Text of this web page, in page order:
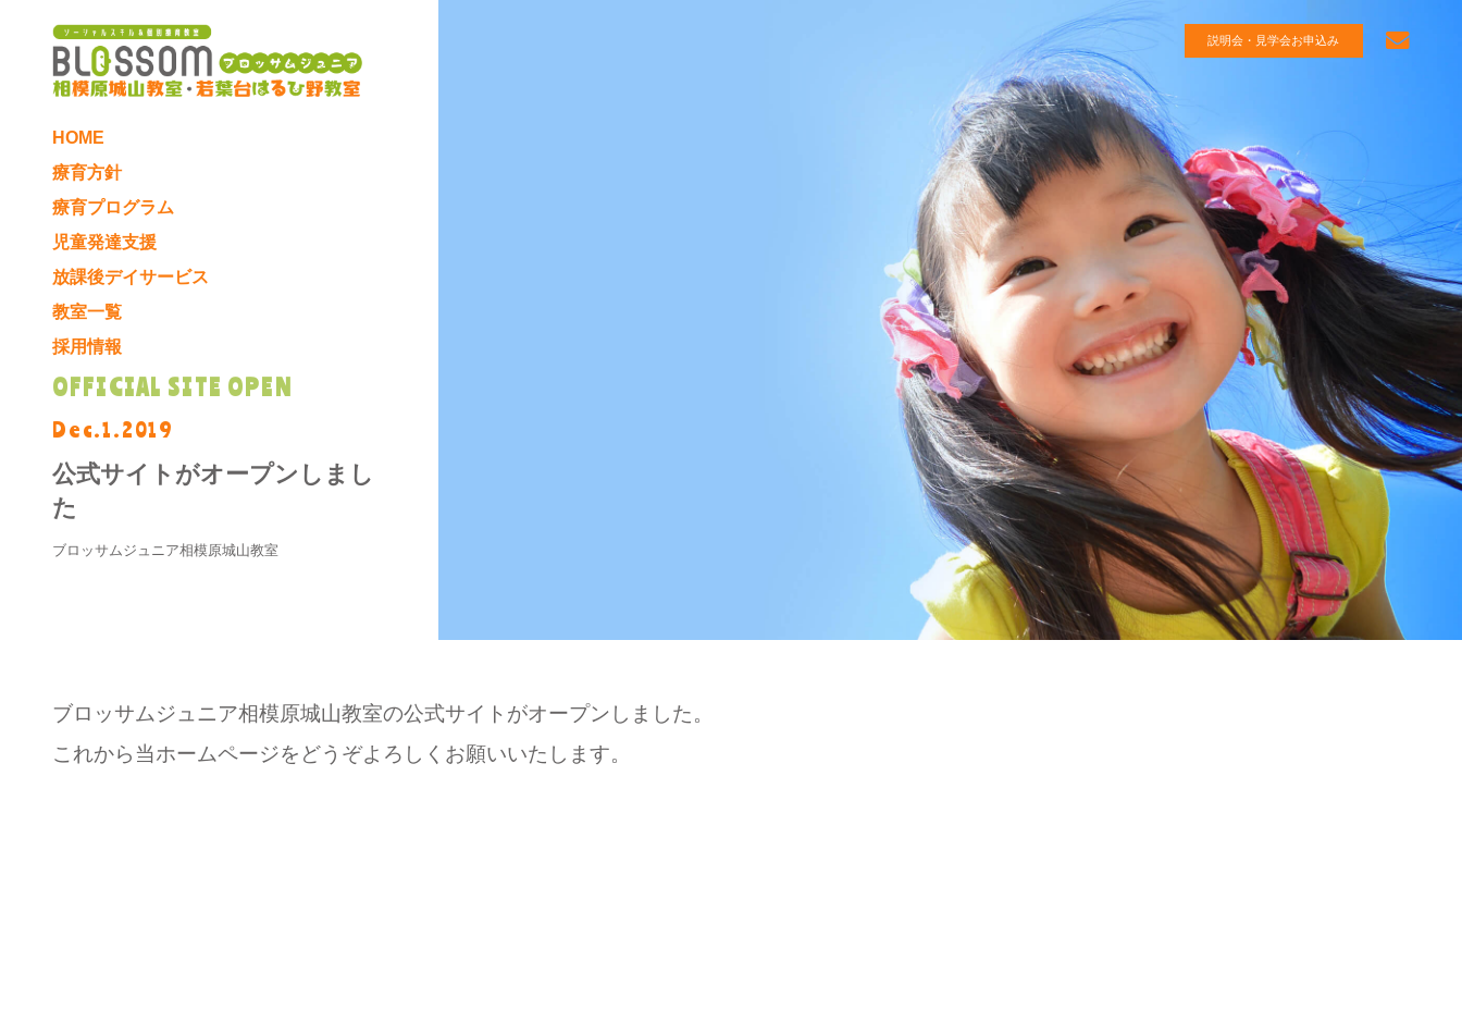
HOME
療育方針
療育プログラム
児童発達支援
放課後デイサービス
教室一覧
採用情報
説明会・見学会お申込み
OFFICIAL SITE OPEN
Dec.1.2019
公式サイトがオープンしまし
た
ブロッサムジュニア相模原城山教室
ブロッサムジュニア相模原城山教室の公式サイトがオープンしました。
これから当ホームページをどうぞよろしくお願いいたします。